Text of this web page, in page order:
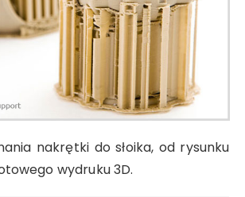
nakrętki do słoika, od rysunku
wydruku 3D.